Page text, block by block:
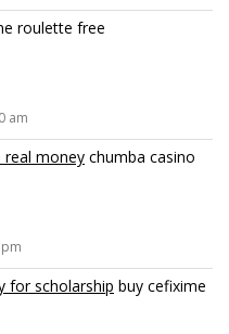
roulette free
am
real money chumba casino
for scholarship buy cefixime